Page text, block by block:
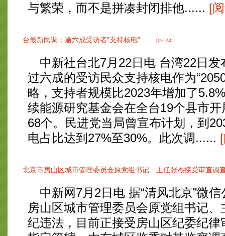
与繁荣，而不是拼凑封闭排他...... [
台最新民调：逾六成受访者“支持核电” [07-24]
中新社台北7月22日电 台湾22日发
过六成的受访民众支持核电作为
略，支持者规模比2023年增加了
续能源研究基金会在全台19个县市
68个。民进党当局曾宣布计划，到
电占比达到27%至30%。此次调......
北京市房山区城市管理委员会原党组书记、主任张杰接受审查调
中新网7月2日电 据“清风北京”微
房山区城市管理委员会原党组书记
纪违法，目前正接受房山区纪委纪